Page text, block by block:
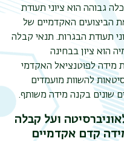
גבוהה הוא ציוני תעודת
הביצועים האקדמיים של
תעודת הבגרות. תנאי קבלה
הוא ציון בבחינה
מידה לפוטנציאל האקדמי
להשוות מועמדים
שונים בקנה מידה משותף.
ועל קבלה
קדם אקדמיים